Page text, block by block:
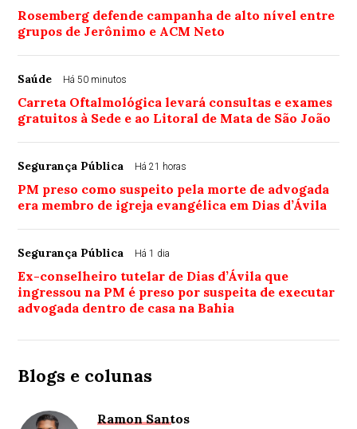
Rosemberg defende campanha de alto nível entre
grupos de Jerônimo e ACM Neto
Saúde Há 50 minutos
Carreta Oftalmológica levará consultas e exames
gratuitos à Sede e ao Litoral de Mata de São João
Segurança Pública Há 21 horas
PM preso como suspeito pela morte de advogada
era membro de igreja evangélica em Dias d’Ávila
Segurança Pública Há 1 dia
Ex-conselheiro tutelar de Dias d’Ávila que
ingressou na PM é preso por suspeita de executar
advogada dentro de casa na Bahia
Blogs e colunas
Ramon Santos